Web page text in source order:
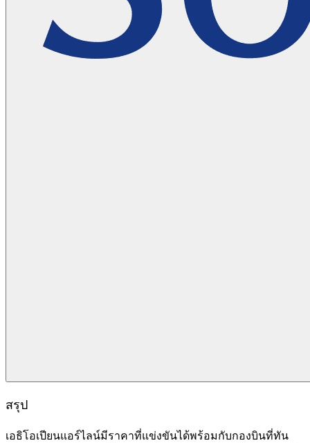
สรุป
เอธิโอเปียนแอร์ไลน์มีราคาที่แข่งขันได้พร้อมกับกองบินที่ทัน